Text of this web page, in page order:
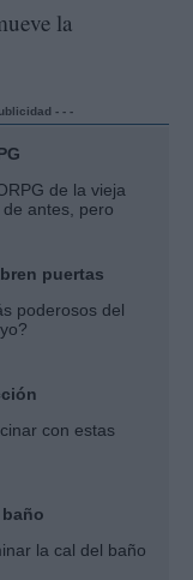
la
- - -
de la vieja
de antes, pero
puertas
poderosos del
con estas
la cal del baño